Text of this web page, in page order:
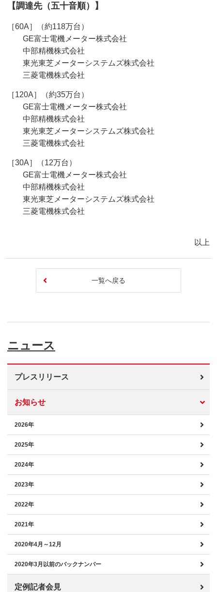
【調達先（五十音順）】
［60A］（約118万台）
GE富士電機メーター株式会社
中部精機株式会社
東光東芝メーターシステムズ株式会社
三菱電機株式会社
［120A］（約35万台）
GE富士電機メーター株式会社
中部精機株式会社
東光東芝メーターシステムズ株式会社
三菱電機株式会社
［30A］（12万台）
GE富士電機メーター株式会社
中部精機株式会社
東光東芝メーターシステムズ株式会社
三菱電機株式会社
以上
一覧へ戻る
ニュース
プレスリリース
お知らせ
2026年
2025年
2024年
2023年
2022年
2021年
2020年4月～12月
2020年3月以前のバックナンバー
定例記者会見